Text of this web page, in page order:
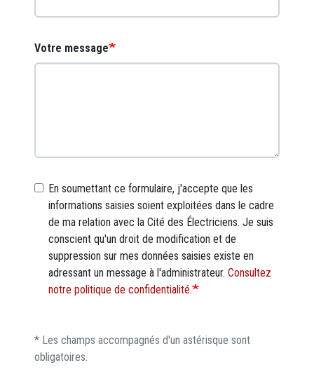
Votre message
En soumettant ce formulaire, j'accepte que les
informations saisies soient exploitées dans le cadre
de ma relation avec la Cité des Électriciens. Je suis
conscient qu'un droit de modification et de
suppression sur mes données saisies existe en
adressant un message à l'administrateur. Consultez
notre politique de confidentialité.
* Les champs accompagnés d'un astérisque sont
obligatoires.